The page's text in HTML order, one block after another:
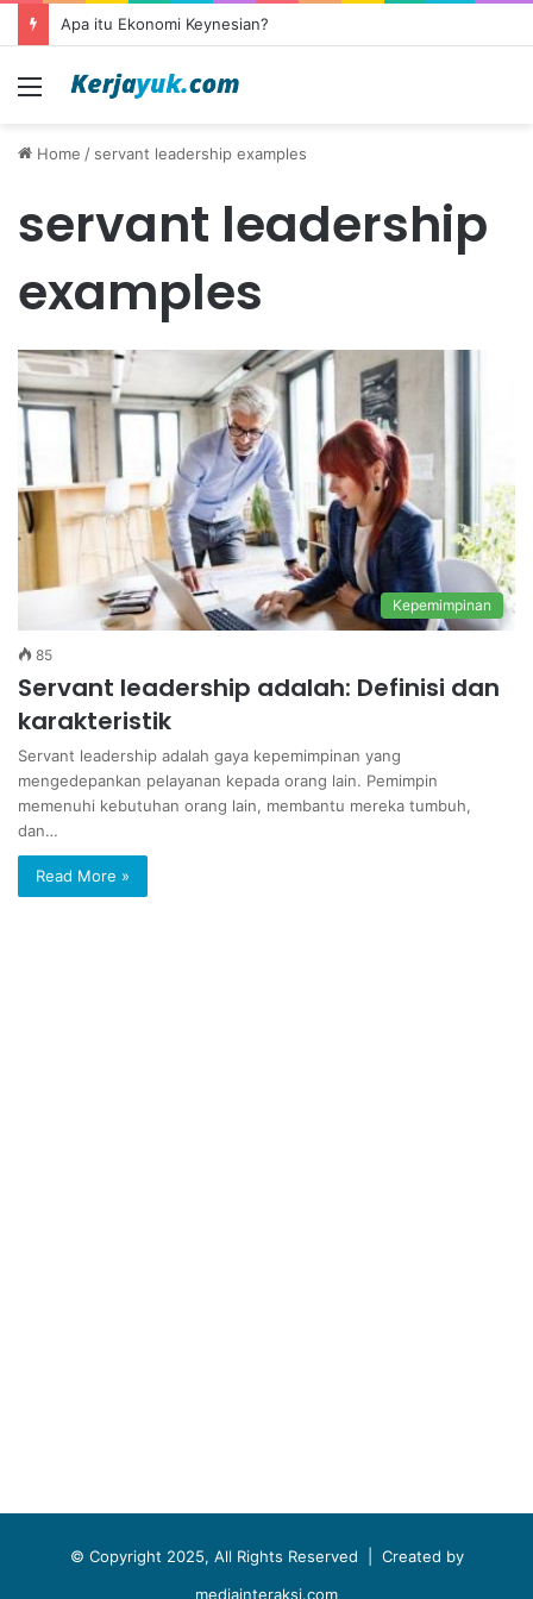
Apa itu Ekonomi Keynesian?
Menu
Home / servant leadership examples
servant leadership
examples
Kepemimpinan
85
Servant leadership adalah: Definisi dan
karakteristik
Servant leadership adalah gaya kepemimpinan yang
mengedepankan pelayanan kepada orang lain. Pemimpin
memenuhi kebutuhan orang lain, membantu mereka tumbuh,
dan…
Read More »
© Copyright 2025, All Rights Reserved | Created by
mediainteraksi.com